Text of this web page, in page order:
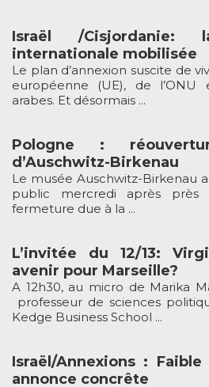
Israël /Cisjordanie:
internationale mobilisée
Le plan d’annexion suscite de
européenne (UE), de
arabes. Et désormais ...
Pologne :
d’Auschwitz-Birkenau
Le musée Auschwitz-Birkenau
public mercredi après
fermeture due à la ...
L’invitée du 12/13:
avenir pour Marseille?
A 12h30, au micro de Marika
professeur de sciences
Kedge Business School ...
Israël/Annexions :
annonce concrête